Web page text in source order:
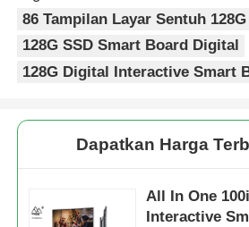
86 Tampilan Layar Sentuh 128G
128G SSD Smart Board Digital
128G Digital Interactive Smart
Dapatkan Harga
All In One
Interactive